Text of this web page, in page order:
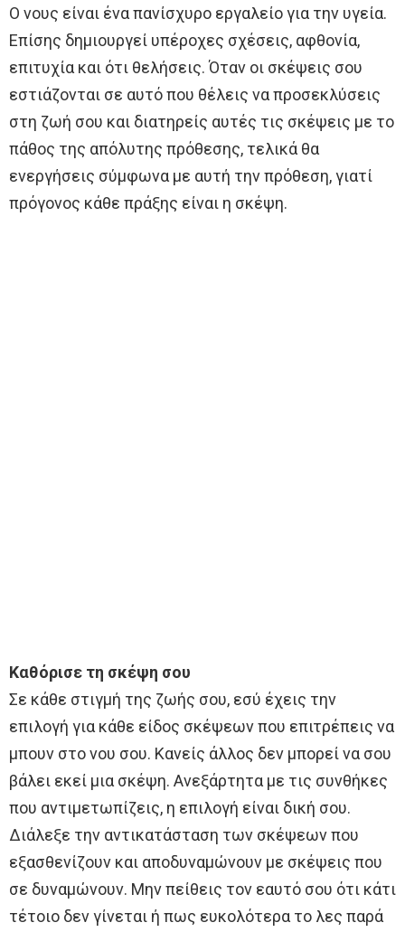
Ο νους είναι ένα πανίσχυρο εργαλείο για την υγεία.
Επίσης δημιουργεί υπέροχες σχέσεις, αφθονία,
επιτυχία και ότι θελήσεις. Όταν οι σκέψεις σου
εστιάζονται σε αυτό που θέλεις να προσεκλύσεις
στη ζωή σου και διατηρείς αυτές τις σκέψεις με το
πάθος της απόλυτης πρόθεσης, τελικά θα
ενεργήσεις σύμφωνα με αυτή την πρόθεση, γιατί
πρόγονος κάθε πράξης είναι η σκέψη.
Καθόρισε τη σκέψη σου
Σε κάθε στιγμή της ζωής σου, εσύ έχεις την
επιλογή για κάθε είδος σκέψεων που επιτρέπεις να
μπουν στο νου σου. Κανείς άλλος δεν μπορεί να σου
βάλει εκεί μια σκέψη. Ανεξάρτητα με τις συνθήκες
που αντιμετωπίζεις, η επιλογή είναι δική σου.
Διάλεξε την αντικατάσταση των σκέψεων που
εξασθενίζουν και αποδυναμώνουν με σκέψεις που
σε δυναμώνουν. Μην πείθεις τον εαυτό σου ότι κάτι
τέτοιο δεν γίνεται ή πως ευκολότερα το λες παρά